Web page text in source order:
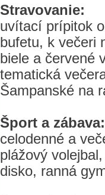
Stravovanie:
uvítací prípitok
bufetu, k večeri
biele a červené
tematická
Šampanské
Šport a zábava:
celodenné a
plážový
disko, ranná